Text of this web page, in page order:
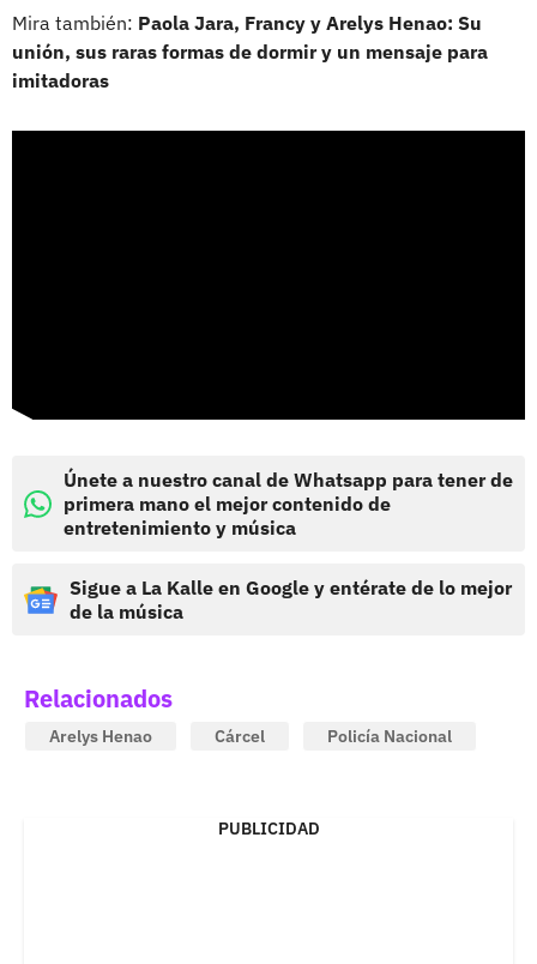
Mira también: Paola Jara, Francy y Arelys Henao: Su
unión, sus raras formas de dormir y un mensaje para
imitadoras
Únete a nuestro canal de Whatsapp para tener de
primera mano el mejor contenido de
entretenimiento y música
Sigue a La Kalle en Google y entérate de lo mejor
de la música
Relacionados
Arelys Henao Cárcel Policía Nacional
PUBLICIDAD